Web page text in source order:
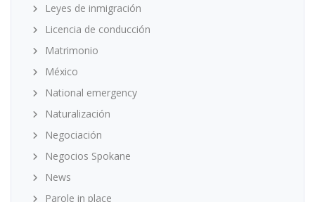
Leyes de inmigración
Licencia de conducción
Matrimonio
México
National emergency
Naturalización
Negociación
Negocios Spokane
News
Parole in place